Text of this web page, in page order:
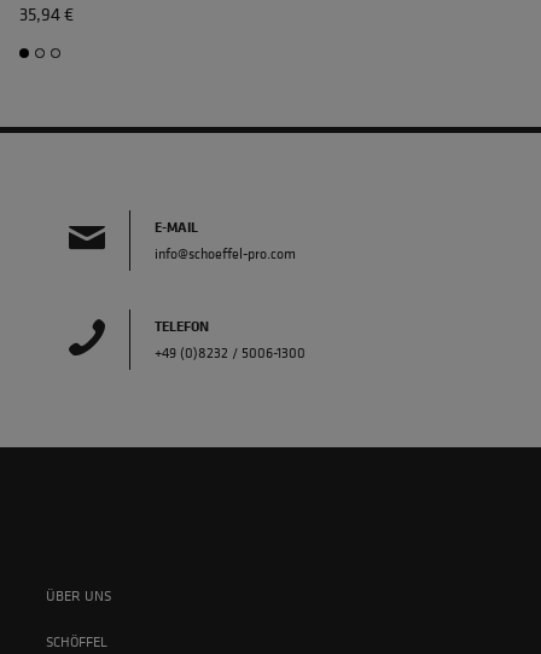
35,94 €
E-MAIL
info@schoeffel-pro.com
TELEFON
+49 (0)8232 / 5006-1300
ÜBER UNS
SCHÖFFEL